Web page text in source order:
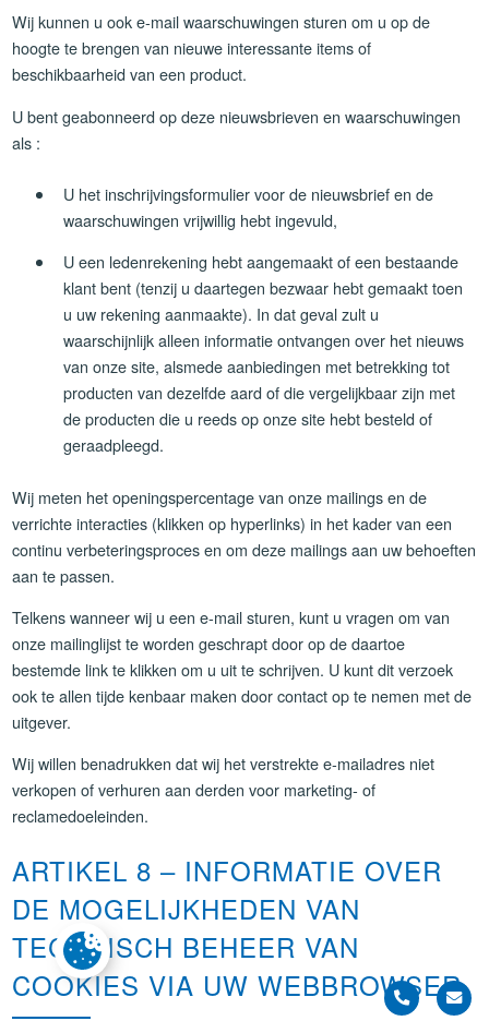
Wij kunnen u ook e-mail waarschuwingen sturen om u op de
hoogte te brengen van nieuwe interessante items of
beschikbaarheid van een product.
U bent geabonneerd op deze nieuwsbrieven en waarschuwingen
als :
U het inschrijvingsformulier voor de nieuwsbrief en de
waarschuwingen vrijwillig hebt ingevuld,
U een ledenrekening hebt aangemaakt of een bestaande
klant bent (tenzij u daartegen bezwaar hebt gemaakt toen
u uw rekening aanmaakte). In dat geval zult u
waarschijnlijk alleen informatie ontvangen over het nieuws
van onze site, alsmede aanbiedingen met betrekking tot
producten van dezelfde aard of die vergelijkbaar zijn met
de producten die u reeds op onze site hebt besteld of
geraadpleegd.
Wij meten het openingspercentage van onze mailings en de
verrichte interacties (klikken op hyperlinks) in het kader van een
continu verbeteringsproces en om deze mailings aan uw behoeften
aan te passen.
Telkens wanneer wij u een e-mail sturen, kunt u vragen om van
onze mailinglijst te worden geschrapt door op de daartoe
bestemde link te klikken om u uit te schrijven. U kunt dit verzoek
ook te allen tijde kenbaar maken door contact op te nemen met de
uitgever.
Wij willen benadrukken dat wij het verstrekte e-mailadres niet
verkopen of verhuren aan derden voor marketing- of
reclamedoeleinden.
ARTIKEL 8 – INFORMATIE OVER
DE MOGELIJKHEDEN VAN
TECHNISCH BEHEER VAN
COOKIES VIA UW WEBBROWSER